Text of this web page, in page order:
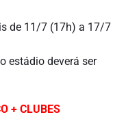
de 11/7 (17h) a 17/7
estádio deverá ser
+ CLUBES